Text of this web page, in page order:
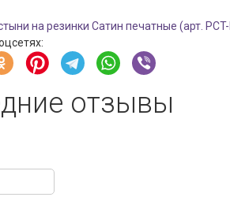
на резинки Сатин печатные (арт.
отзывы